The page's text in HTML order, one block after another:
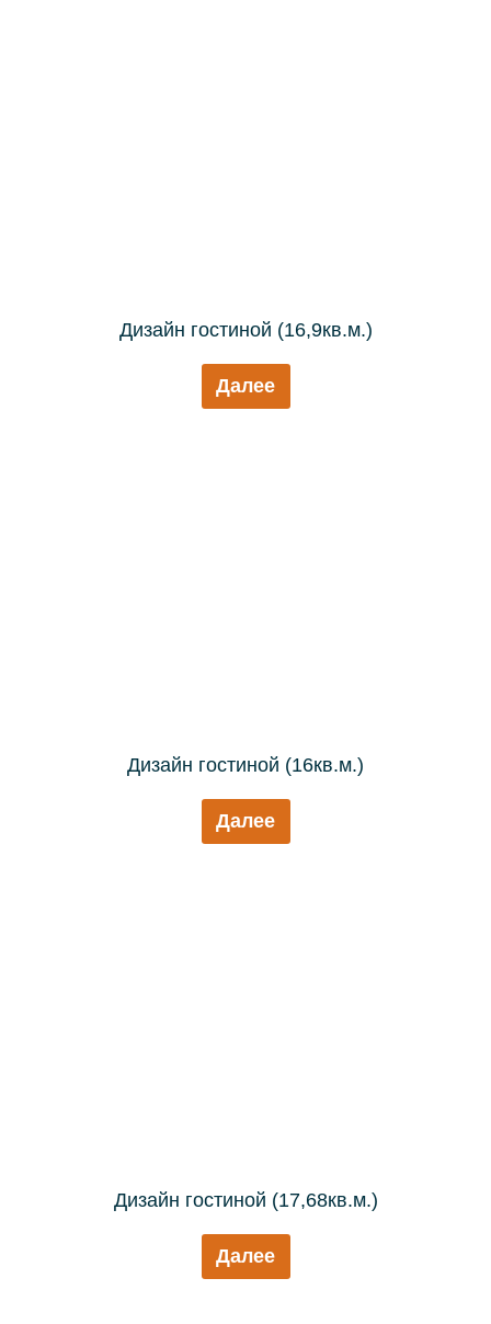
Дизайн гостиной (16,9кв.м.)
Далее
Дизайн гостиной (16кв.м.)
Далее
Дизайн гостиной (17,68кв.м.)
Далее